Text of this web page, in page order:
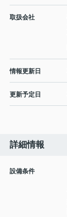
取扱会社
情報更新日
更新予定日
詳細情報
設備条件